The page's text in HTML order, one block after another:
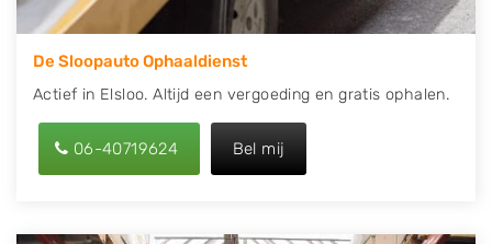
De Sloopauto Ophaaldienst
Actief in Elsloo. Altijd een vergoeding en gratis ophalen.
06-40719624 Bel mij